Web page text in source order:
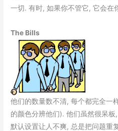
一切. 有时, 如果你不管它, 它会在
The Bills
他们的数量数不清, 每个都完全一
的颜色分辨他们). 他们虽然很呆
默认设置让人不爽, 总是把问题重